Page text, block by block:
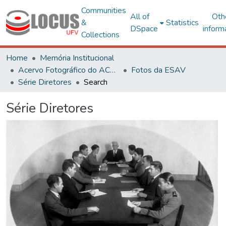
Communities
&
Collections
All of
DSpace
Statistics
Home
Memória Institucional
Acervo Fotográfico do ACH-UFV
Fotos da ESAV
Série Diretores
Search
Série Diretores